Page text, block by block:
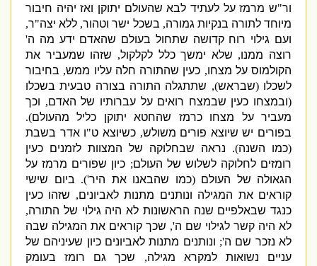
"ש מרמז על לעתיד לבא שהעולם יתוקן ואז יהיה חיבור
מיוחד לתורה בנקיות גמורה,בשכל ישר וטהור,ללא יצה"ר,
ועם גילוי רוח קדושה שתחול בעולם שהאדם ידע מה ה
רוצה ממנו,שלא ימשך כלל לקלקול,שזהו שמעביר את
הקולמוס על מצחו,כעין שהתורה חלה עליו ממש,בחיבור
לשכלו(שבראש),שתתגלה התורה בצורה טבעית בשכלו
ובמצחו כעין שבמצח רואים על עברותיו של האדם,וכך
מעביר על מצחו כרמז שהחטא יתוקן כליל מהעולם).
בפורים יש שיוצא פורים משולש,כשיוצא ט "ו אדר בשבת
כמו השנה).נראה שבחלוקה של המצוות לזמנים כעין
רומזים לחלוקה לשלוש של העולם;כיון שפורים מרמז על
הגאולה של העולם(כמו שהבאנו את היר').ביום שישי
קוראים את המגילה ונותנים מתנות לאביונים,שזהו כעין
כנגד שבאלפיים שנה הראשונות לא היה גילוי של התורה,
לא היה קשר לגילוי שם ה ',שכך קוראים את המגילה שבה
לא נזכר שם ה ';ונותנים מתנות לאביונים כיון שעיניהם של
עניים נשואות למקרא מגילה,שכך גם רומז בעומק